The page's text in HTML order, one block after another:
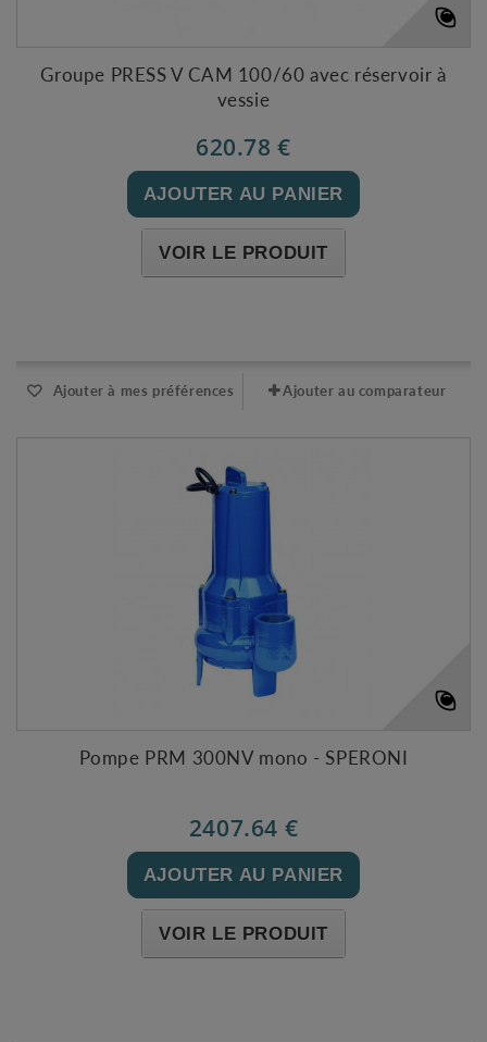
Groupe PRESS V CAM 100/60 avec réservoir à
vessie
620.78 €
AJOUTER AU PANIER
VOIR LE PRODUIT
Ajouter à mes préférences Ajouter au comparateur
Pompe PRM 300NV mono - SPERONI
2407.64 €
AJOUTER AU PANIER
VOIR LE PRODUIT